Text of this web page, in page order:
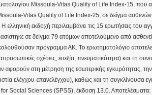
Missoula-Vitas Quality of Life Index-15, που
Vitas Quality of Life Index-25, σε δείγμα
ελληνική εκδοχή περιλαμβάνει τις 15 ερωτήσεις του
σε δείγμα 79 ατόμων αποτελούμενο από
πρόγραμμα ΑΚ. Το ερωτηματολόγιο
σχέσεις, ευεξία, πνευματικότητα) και τη
αφορούν στη μέτρηση της εσωτερικής εγκυρότητας,
ελέγχου-επανελέγχου), καθώς και τη συγκλίνουσα
Social Sciences (SPSS), έκδοση 13.0. Αποτελέσματα: Η